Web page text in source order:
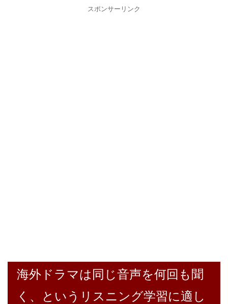
スポンサーリンク
海外ドラマは同じ音声を何回も聞
く、というリスニング学習に適し